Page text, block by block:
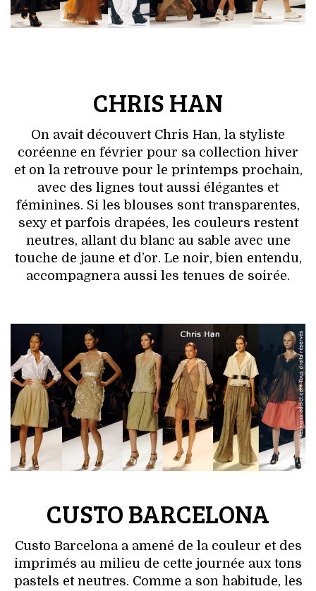
CHRIS HAN
On avait découvert Chris Han, la styliste
coréenne en février pour sa collection hiver
et on la retrouve pour le printemps prochain,
avec des lignes tout aussi élégantes et
féminines. Si les blouses sont transparentes,
sexy et parfois drapées, les couleurs restent
neutres, allant du blanc au sable avec une
touche de jaune et d’or. Le noir, bien entendu,
accompagnera aussi les tenues de soirée.
CUSTO BARCELONA
Custo Barcelona a amené de la couleur et des
imprimés au milieu de cette journée aux tons
pastels et neutres. Comme a son habitude, les